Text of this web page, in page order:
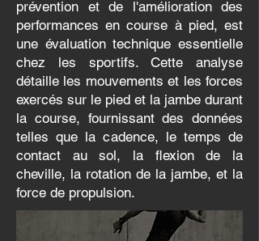
prévention et de l'amélioration des
performances en course à pied, est
une évaluation technique essentielle
chez les sportifs. Cette analyse
détaille les mouvements et les forces
exercés sur le pied et la jambe durant
la course, fournissant des données
telles que la cadence, le temps de
contact au sol, la flexion de la
cheville, la rotation de la jambe, et la
force de propulsion.